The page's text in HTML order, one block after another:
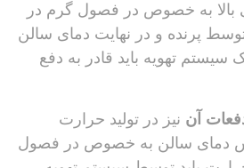
بالا به خصوص در فصول گرم در
پرنده و در نهایت دمای سالن
سیستم تهویه باید قادر به دفع
آن نیز در تولید حرارت
دمای سالن به خصوص در فصول